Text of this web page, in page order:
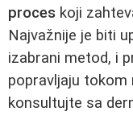
proces koji
Najvažnije je biti
izabrani metod, i
popravljaju tokom
konsultujte sa